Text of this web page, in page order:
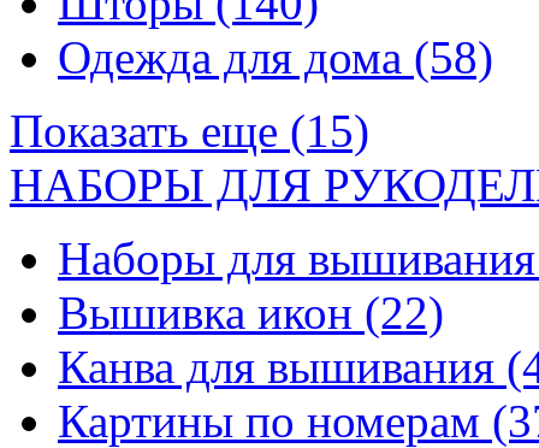
Одежда для дома (58)
Показать еще (15)
НАБОРЫ ДЛЯ
Наборы для
Вышивка икон (22)
Канва для вышивания
Картины по номерам